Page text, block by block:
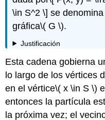
\in S^2 \] se
gráfica\( G \).
Justificación
Esta cadena gobierna
lo largo de los vértices
en el vértice\( x \in S \)
entonces la partícula
la próxima vez; el